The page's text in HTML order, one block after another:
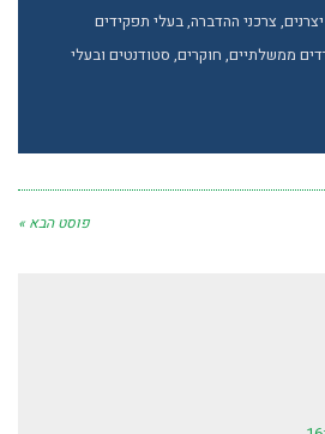
צרכני ההדברה, בעלי תפקידים
ממשלתיים, חוקרים, סטודנטים ובעלי
פוסט הבא »